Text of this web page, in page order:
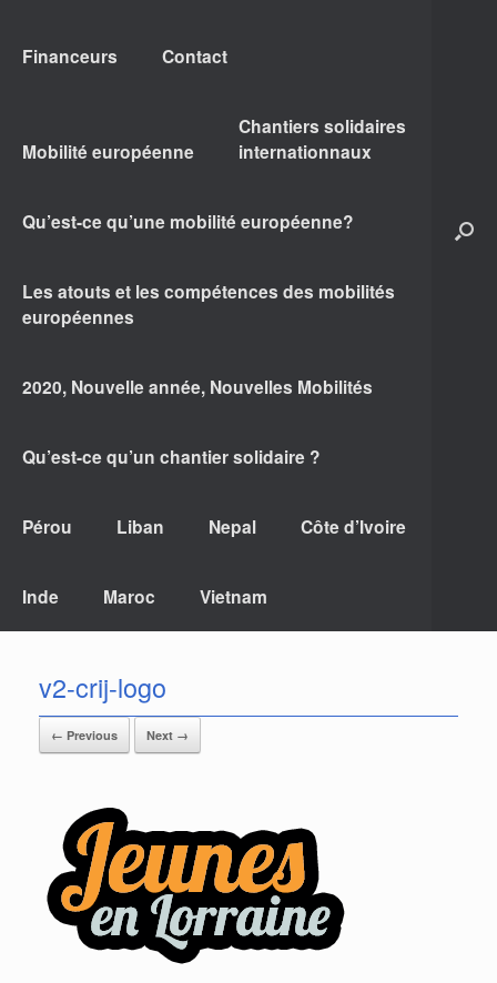
Financeurs Contact
Mobilité européenne
Chantiers solidaires
internationnaux
Qu’est-ce qu’une mobilité européenne?
Les atouts et les compétences des mobilités
européennes
2020, Nouvelle année, Nouvelles Mobilités
Qu’est-ce qu’un chantier solidaire ?
Pérou Liban Nepal Côte d’Ivoire
Inde Maroc Vietnam
v2-crij-logo
← Previous Next →